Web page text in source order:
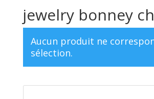
jewelry bonney
Aucun produit ne
sélection.